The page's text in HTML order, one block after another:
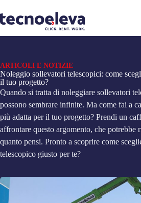
ARTICOLI E NOTIZIE
Noleggio sollevatori telescopici: come
il tuo progetto?
Quando si tratta di noleggiare sollevatori
possono sembrare infinite. Ma come fai a
più adatta per il tuo progetto? Prendi un
affrontare questo argomento, che potrebbe
quanto pensi. Pronto a scoprire come
telescopico giusto per te?